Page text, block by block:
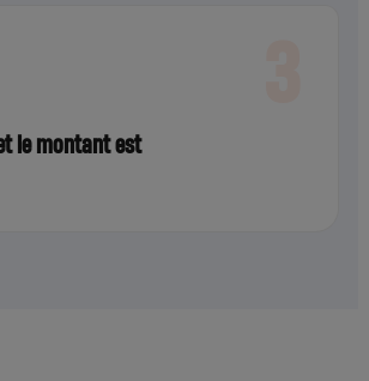
et le montant est